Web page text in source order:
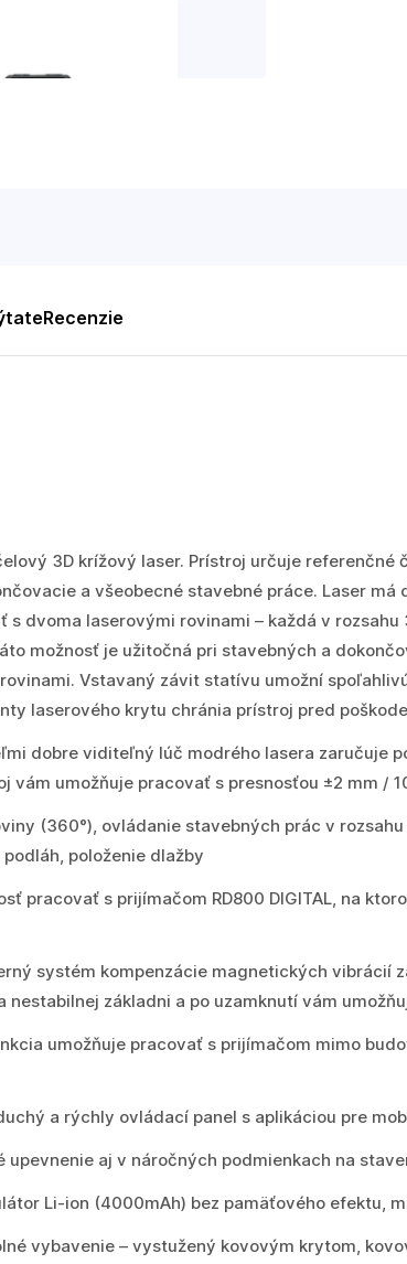
Recenzie
3D krížový laser. Prístroj určuje
a všeobecné stavebné práce. Laser
dvoma laserovými rovinami – každá v
možnosť je užitočná pri stavebných a
Vstavaný závit statívu umožní
laserového krytu chránia prístroj pred
dobre viditeľný lúč modrého lasera zaručuje
vám umožňuje pracovať s presnosťou ±2 mm /
(360°), ovládanie stavebných prác v
položenie dlažby
pracovať s prijímačom RD800 DIGITAL, na
systém kompenzácie magnetických vibrácií
nestabilnej základni a po uzamknutí vám
umožňuje pracovať s prijímačom mimo
a rýchly ovládací panel s aplikáciou pre
upevnenie aj v náročných podmienkach na
Li-ion (4000mAh) bez pamäťového efektu,
vybavenie – vystužený kovovým krytom,